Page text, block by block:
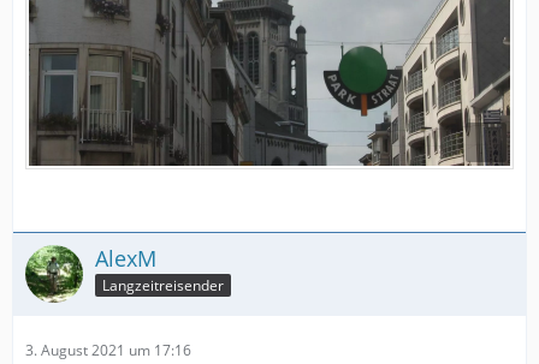
AlexM
Langzeitreisender
3. August 2021 um 17:16